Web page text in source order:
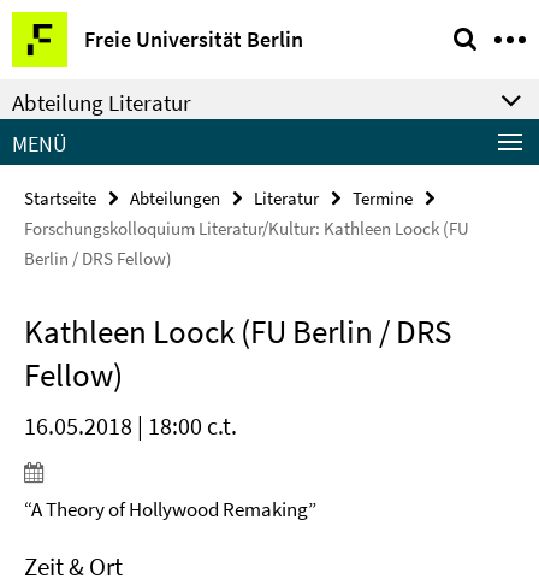
Springe
direkt
zu
Inhalt
Freie Universität Berlin
Service-
Navigation
Abteilung Literatur
MENÜ
Startseite Abteilungen Literatur
Termine
Forschungskolloquium Literatur/Kultur: Kathleen Loock (FU
Berlin / DRS Fellow)
Kathleen Loock (FU Berlin / DRS
Fellow)
16.05.2018 | 18:00 c.t.
“A Theory of Hollywood Remaking”
Zeit & Ort